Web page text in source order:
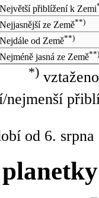
Největší přiblížení k Zemi
Nejjasnější ze Země**)
Nejdále od Země**)
Nejméně jasná ze Země**)
*)
od 6.